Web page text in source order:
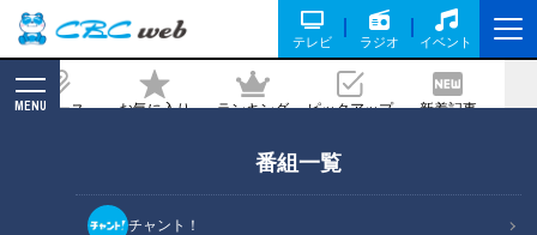
テレビ ラジオ イベント
ニュース お気に入り ランキング ピックアップ 新着記事
MENU
番組一覧
チャント！
を見守るお父さんこと福島アナ #ウラオ